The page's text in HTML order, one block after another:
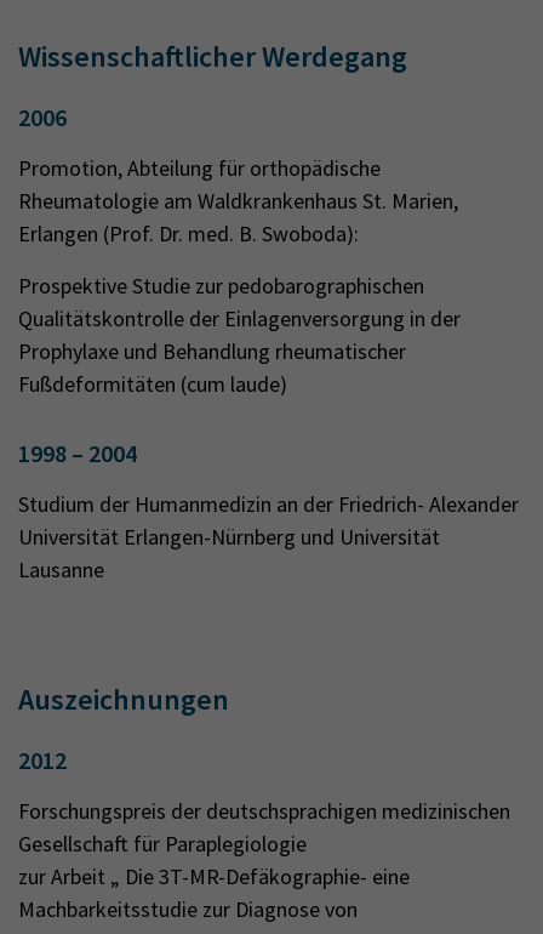
Wissenschaftlicher Werdegang
2006
Promotion, Abteilung für orthopädische
Rheumatologie am Waldkrankenhaus St. Marien,
Erlangen (Prof. Dr. med. B. Swoboda):
Prospektive Studie zur pedobarographischen
Qualitätskontrolle der Einlagenversorgung in der
Prophylaxe und Behandlung rheumatischer
Fußdeformitäten (cum laude)
1998 – 2004
Studium der Humanmedizin an der Friedrich- Alexander
Universität Erlangen-Nürnberg und Universität
Lausanne
Auszeichnungen
2012
Forschungspreis der deutschsprachigen medizinischen
Gesellschaft für Paraplegiologie
zur Arbeit „ Die 3T-MR-Defäkographie- eine
Machbarkeitsstudie zur Diagnose von